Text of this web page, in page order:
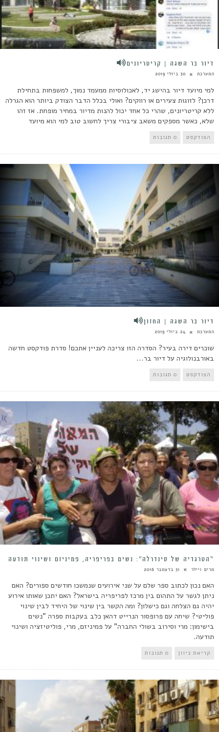
דיור בר השגה | קריטריונים
המערכת 30 ביולי 2019
למי מיועד דיור בהישג יד, לאכולוסיות ממעמד נמוך, למשפחות בתחילת
דרכן? לזוגות צעירים או רווקים? ואולי בכלל הדבר הצודק ביותר הוא הגרלה
ללא קריטריונים, שהרי כל אחד יכול להנות מדיור במחיר מופחת. אז זהו
שלא, כאשר מספקים משאב ציבורי צריך לחשוב טוב למי הוא מיועד
הפודקסט 0 תגובות
דיור בר השגה | החזון
המערכת 24 ביולי 2019
שוכרים דירה בעיר? הסדרה הזו צריכה לעניין אתכם! סדרת פודקסט חדשה
באורבנולוגיה על דיור בר...
הפודקסט 0 תגובות
“הטרגדיה של סינדרלה”: נשים בפריפריה, פמיניזם ושינוי תודעה
מרים ויילר 31 בדצמבר 2018
האם נכון לכתוב ספר שלם על שני אירועים שנמשכו חודשים ספורים? האם
ניתן לגשר על התהום בין מרכז לפריפריה בישראל? האם יתכן שאותו אירוע
יהיה גם הצלחה וגם כישלון? ומה הקשר בין שינוי של היחיד לבין שינוי
פוליטי? שיחה עם פרופסור הנרייט דהאן כלב בעקבות ספרה "נשים
בישימון: מרי וסירוב בשולי החברה" על פמיניזם, מרי, פוליטיזציה ושינוי
תודעה.
קריאת כיוון 0 תגובות